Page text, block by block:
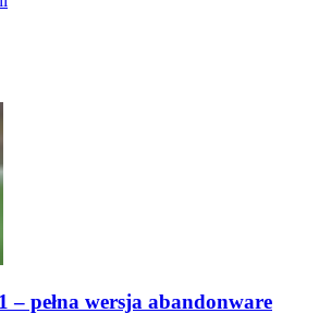
– pełna wersja abandonware